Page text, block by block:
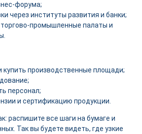
форума;
через институты развития и банки;
промышленные палаты и
купить производственные площади;
персонал;
и сертификацию продукции.
распишите все шаги на бумаге и
Так вы будете видеть, где узкие